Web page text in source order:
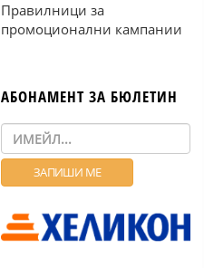
Правилници за
промоционални кампании
АБОНАМЕНТ ЗА БЮЛЕТИН